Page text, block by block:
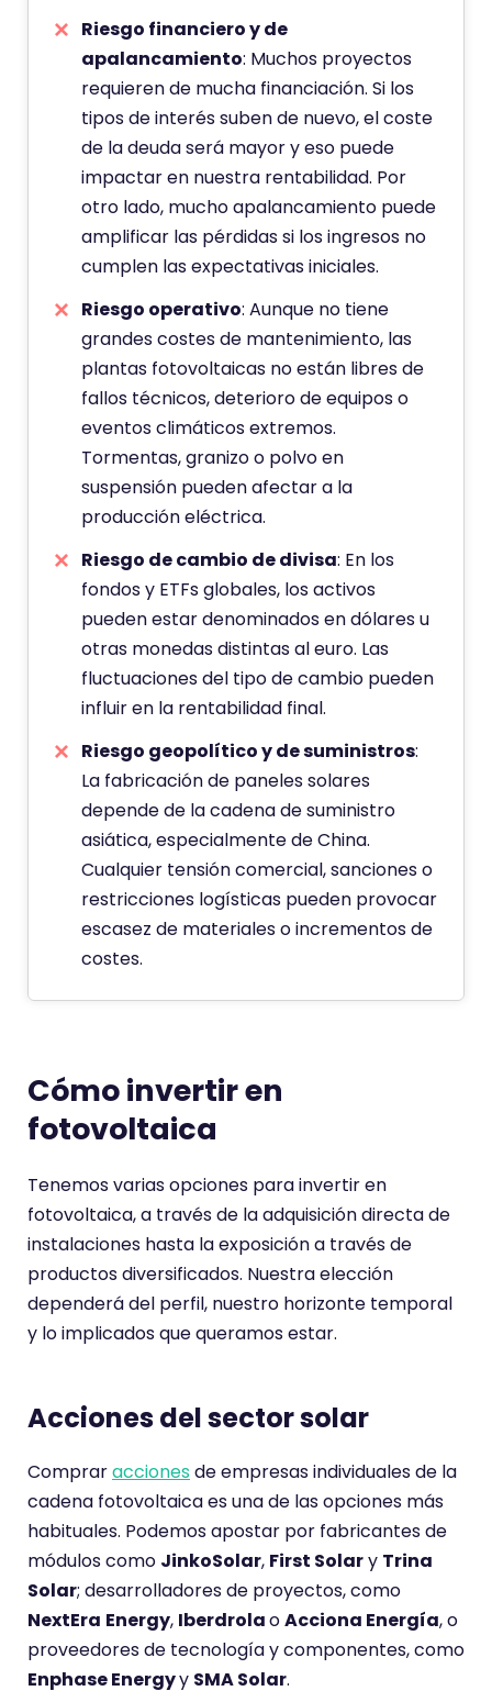
Riesgo financiero y de
apalancamiento: Muchos proyectos
requieren de mucha financiación. Si los
tipos de interés suben de nuevo, el coste
de la deuda será mayor y eso puede
impactar en nuestra rentabilidad. Por
otro lado, mucho apalancamiento puede
amplificar las pérdidas si los ingresos no
cumplen las expectativas iniciales.
Riesgo operativo: Aunque no tiene
grandes costes de mantenimiento, las
plantas fotovoltaicas no están libres de
fallos técnicos, deterioro de equipos o
eventos climáticos extremos.
Tormentas, granizo o polvo en
suspensión pueden afectar a la
producción eléctrica.
Riesgo de cambio de divisa: En los
fondos y ETFs globales, los activos
pueden estar denominados en dólares u
otras monedas distintas al euro. Las
fluctuaciones del tipo de cambio pueden
influir en la rentabilidad final.
Riesgo geopolítico y de suministros:
La fabricación de paneles solares
depende de la cadena de suministro
asiática, especialmente de China.
Cualquier tensión comercial, sanciones o
restricciones logísticas pueden provocar
escasez de materiales o incrementos de
costes.
Cómo invertir en
fotovoltaica
Tenemos varias opciones para invertir en
fotovoltaica, a través de la adquisición directa de
instalaciones hasta la exposición a través de
productos diversificados. Nuestra elección
dependerá del perfil, nuestro horizonte temporal
y lo implicados que queramos estar.
Acciones del sector solar
Compraraccionesde empresas individuales de la
cadena fotovoltaica es una de las opciones más
habituales. Podemos apostar por fabricantes de
módulos como JinkoSolar, First Solary Trina
Solar; desarrolladores de proyectos, como
NextEra Energy, IberdrolaoAcciona Energía, o
proveedores de tecnología y componentes, como
Enphase Energyy SMA Solar.